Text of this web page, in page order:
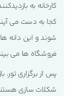
کارخانه به
کجا به دست می
شوند و این دانه
فروشگاه ها می
پس از برگزاری
شکلات سازی هستند.